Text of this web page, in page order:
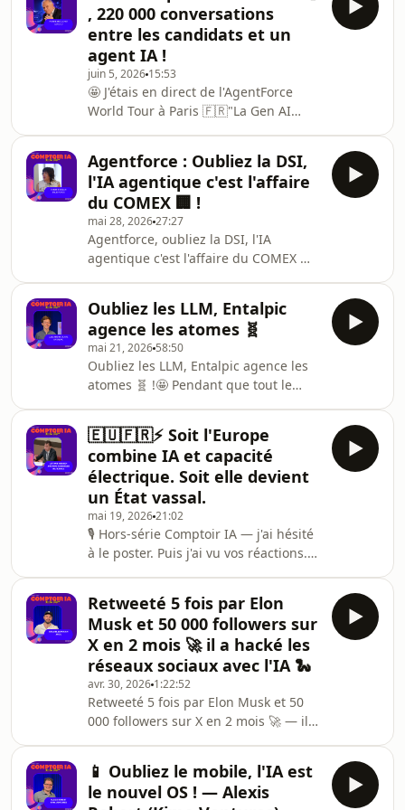
truc le plus français que l'IA ait
produit cette année 🇫🇷"On a appelé
des milliers de boulangeries pour
cartographier le prix de la baguette
tradition… avec un agent vocal qui
s'appelle Brigitte." 🤯🤖 Le Baguette
Index — No
, 220 000 conversations
entre les candidats et un
agent IA !
juin 5, 2026 15:53
🤩 J'étais en direct de l'AgentForce
World Tour à Paris 🇫🇷"La Gen AI
transformation." 🤯🤖 IA agentique à
l'échelle — Nouvel épisode de
Comptoir IA avec Pierre Matuchet, SVP
IT Digital Transformation chez Adecco
et auteur de « Révolution IA ».Tout le
monde parle d'agents IA. Très peu en
ont déployé pour de vrai. Pierre, lui,
l'a fait — à l'échelle
Agentforce : Oubliez la DSI,
l'IA agentique c'est l'affaire
du COMEX 🏢 !
mai 28, 202627:27
Agentforce, oubliez la DSI, l'IA
agentique c'est l'affaire du COMEX 🏢
juste après l'AgentForce World Tour (8
000 personnes Porte de Versailles).Et
pour la première fois sur ce sujet, j'ai
vu des agents IA déployés à l'échelle
dans des grands groupes — pas des
démos, de la production :→ Pierre
Fabre : commerciaux augmentés + s
Oubliez les LLM, Entalpic
agence les atomes 🧬
mai 21, 2026 58:50
Oubliez les LLM, Entalpic agence les
atomes 🧬 !🤩 Pendant que tout le
startup française décarbone
l'industrie en agencant des atomes
🇫🇷"Il y a 10 puissance 60 matériaux
possibles. Plus que d'étoiles dans
l'univers." 🤯🤖 IA pour les matériaux
— nouvel épisode de Comptoir IA
avec Alexandre Duval, Chief Scientist
Officer et cofondateur
d'Entalpic.Alexandre a fait son doctor
🇪🇺🇫🇷⚡️ Soit l'Europe
combine IA et capacité
électrique. Soit elle devient
un État vassal.
mai 19, 202621:02
🎙️ Hors-série Comptoir IA — j'ai hésité
à le poster. Puis j'ai vu vos réactions.🚨
suis pas l'auteur — c'est l'Assemblée
nationale.Mais devant le succès de
mon post LinkedIn qui la relayait, et
surtout devant tout ce que j'y ai
appris, devant la clarté frontale du DG
de Mistral AI, et devant l'urgence du
sujet pour la souveraine
Retweeté 5 fois par Elon
Musk et 50 000 followers sur
X en 2 mois 🚀 il a hacké les
réseaux sociaux avec l'IA 🐍
avr. 30, 2026 1:22:52
Retweeté 5 fois par Elon Musk et 50
000 followers sur X en 2 mois 🚀 — il a
🇫🇷"Produire en 10 minutes
exactement le même contenu que tu
📱 Oubliez le mobile, l'IA est
le nouvel OS ! — Alexis